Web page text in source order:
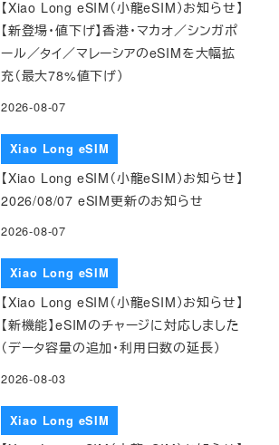
【Xiao Long eSIM（小龍eSIM）お知らせ】
【新登場・値下げ】香港・マカオ／シンガポ
ール／タイ／マレーシアのeSIMを大幅拡
充（最大78%値下げ）
2026-08-07
Xiao Long eSIM
【Xiao Long eSIM（小龍eSIM）お知らせ】
2026/08/07 eSIM更新のお知らせ
2026-08-07
Xiao Long eSIM
【Xiao Long eSIM（小龍eSIM）お知らせ】
【新機能】eSIMのチャージに対応しました
（データ容量の追加・利用日数の延長）
2026-08-03
Xiao Long eSIM